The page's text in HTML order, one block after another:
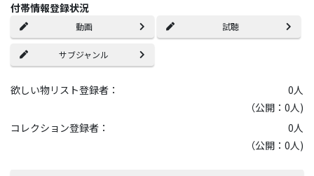
付帯情報登録状況
動画 試聴
サブジャンル
欲しい物リスト登録者： 0人
（公開：0人)
コレクション登録者：
0人
（公開：0人)